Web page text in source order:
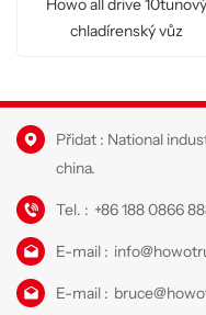
Howo all drive 10tunový
chladírenský vůz
Přidat : National
china.
Tel. : +86 188 0866
E-mail :
E-mail :